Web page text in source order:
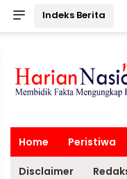
Indeks Berita
Home Peristiwa
Disclaimer